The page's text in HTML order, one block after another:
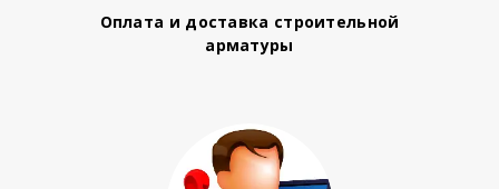
Оплата и доставка строительной
арматуры